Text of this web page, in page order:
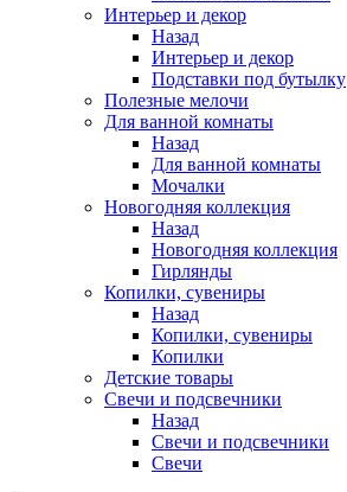
Интерьер и декор
Назад
Интерьер и декор
Подставки под бутылку
Полезные мелочи
Для ванной комнаты
Назад
Для ванной комнаты
Мочалки
Новогодняя коллекция
Назад
Новогодняя коллекция
Гирлянды
Копилки, сувениры
Назад
Копилки, сувениры
Копилки
Детские товары
Свечи и подсвечники
Назад
Свечи и подсвечники
Свечи